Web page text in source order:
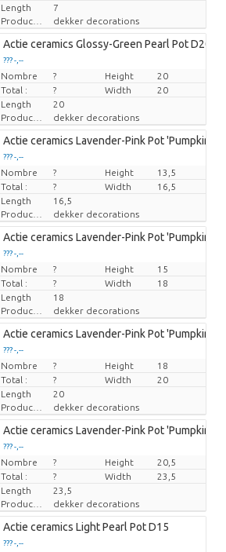
Length
7
Producteur
dekker decorations
Actie ceramics Glossy-Green Pearl Pot D20
??? -,--
Prix par pièce
Nombre ? Height
20
Total :
? Width
20
Length
20
Producteur
dekker decorations
Actie ceramics Lavender-Pink Pot 'Pumpkin'
??? -,--
Prix par pièce
Nombre ? Height
13,5
Total :
? Width
16,5
Length
16,5
Producteur
dekker decorations
Actie ceramics Lavender-Pink Pot 'Pumpkin'
??? -,--
Prix par pièce
Nombre ? Height
15
Total :
? Width
18
Length
18
Producteur
dekker decorations
Actie ceramics Lavender-Pink Pot 'Pumpkin'
??? -,--
Prix par pièce
Nombre ? Height
18
Total :
? Width
20
Length
20
Producteur
dekker decorations
Actie ceramics Lavender-Pink Pot 'Pumpkin'
??? -,--
Prix par pièce
Nombre ? Height
20,5
Total :
? Width
23,5
Length
23,5
Producteur
dekker decorations
Actie ceramics Light Pearl Pot D15
??? -,--